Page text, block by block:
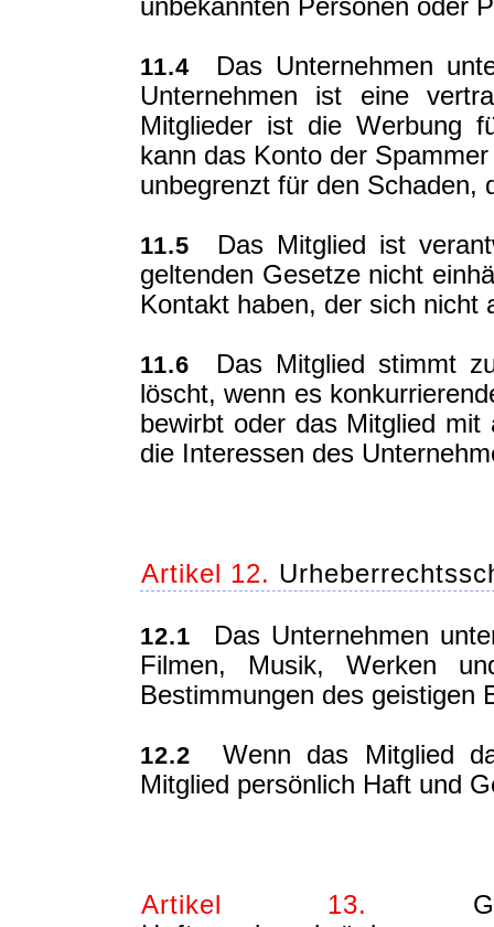
unbekannten Personen oder
11.4 Das Unternehmen
Unternehmen ist eine
Mitglieder ist die Werbung
kann das Konto der
unbegrenzt für den Schaden,
11.5 Das Mitglied ist
geltenden Gesetze nicht
Kontakt haben, der sich nicht
11.6 Das Mitglied stimmt
löscht, wenn es
bewirbt oder das Mitglied mit
die Interessen des
Artikel 12.
12.1 Das Unternehmen
Filmen, Musik, Werken
Bestimmungen des geistigen
12.2 Wenn das Mitglied
Mitglied persönlich Haft und
Artikel 13.